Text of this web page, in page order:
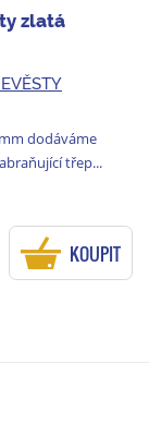
zlatá
dodáváme
třep...
KOUPIT